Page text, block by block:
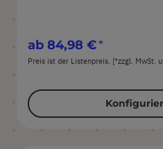
ab 84,98 €
Preis ist der Listenpreis. [*zzgl. MwSt.